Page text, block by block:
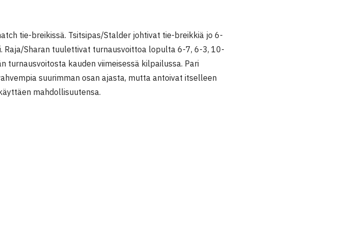
tie-breikissä. Tsitsipas/Stalder johtivat tie-breikkiä jo 6-
Raja/Sharan tuulettivat turnausvoittoa lopulta 6-7, 6-3, 10-
turnausvoitosta kauden viimeisessä kilpailussa. Pari
suurimman osan ajasta, mutta antoivat itselleen
mahdollisuutensa.